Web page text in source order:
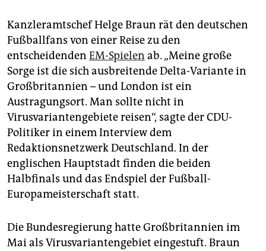
Kanzleramtschef Helge Braun rät den deutschen
Fußballfans von einer Reise zu den
entscheidenden EM-Spielen ab. „Meine große
Sorge ist die sich ausbreitende Delta-Variante in
Großbritannien – und London ist ein
Austragungsort. Man sollte nicht in
Virusvariantengebiete reisen“, sagte der CDU-
Politiker in einem Interview dem
Redaktionsnetzwerk Deutschland. In der
englischen Hauptstadt finden die beiden
Halbfinals und das Endspiel der Fußball-
Europameisterschaft statt.
Die Bundesregierung hatte Großbritannien im
Mai als Virusvariantengebiet eingestuft. Braun